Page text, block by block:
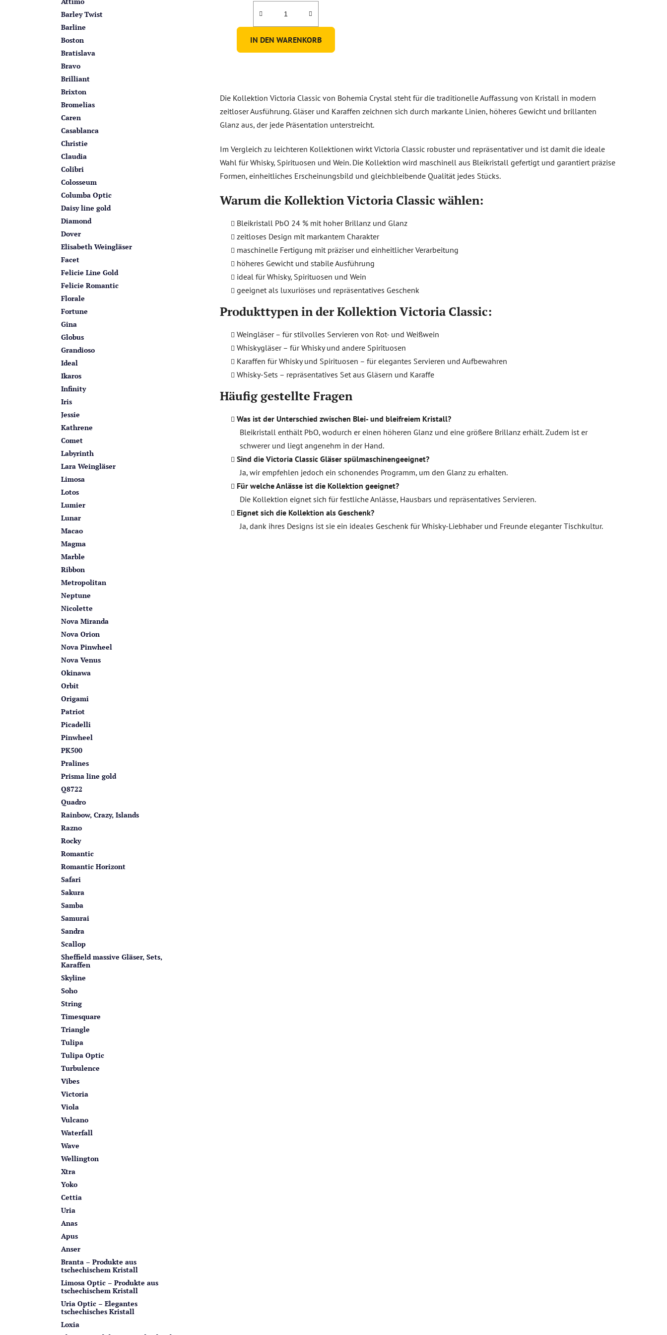
Barley Twist
Barline
Boston
Bratislava
Bravo
Brilliant
Brixton
Bromelias
Caren
Casablanca
Christie
Claudia
Colibri
Colosseum
Columba Optic
Daisy line gold
Diamond
Dover
Elisabeth Weingläser
Facet
Felicie Line Gold
Felicie Romantic
Florale
Fortune
Gina
Globus
Grandioso
Ideal
Ikaros
Infinity
Iris
Jessie
Kathrene
Comet
Labyrinth
Lara Weingläser
Limosa
Lotos
Lumier
Lunar
Macao
Magma
Marble
Ribbon
Metropolitan
Neptune
Nicolette
Nova Miranda
Nova Orion
Nova Pinwheel
Nova Venus
Okinawa
Orbit
Origami
Patriot
Picadelli
Pinwheel
PK500
Pralines
Prisma line gold
Q8722
Quadro
Rainbow, Crazy, Islands
Razno
Rocky
Romantic
Romantic Horizont
Safari
Sakura
Samba
Samurai
Sandra
Scallop
Sheffield massive Gläser, Sets,
Karaffen
Skyline
Soho
String
Timesquare
Triangle
Tulipa
Tulipa Optic
Turbulence
Vibes
Victoria
Viola
Vulcano
Waterfall
Wave
Wellington
Xtra
Yoko
Cettia
Uria
Anas
Apus
Anser
Branta – Produkte aus
tschechischem Kristall
Limosa Optic – Produkte aus
tschechischem Kristall
Uria Optic – Elegantes
tschechisches Kristall
Loxia
5,0
von
Sternen.
IN DEN WARENKORB
e
u
e
l
e
m
n
r
s
e
Die Kollektion Victoria Classic von Bohemia Crystal steht für die traditionelle Auffassung von Kristall in modern
zeitloser Ausführung. Gläser und Karaffen zeichnen sich durch markante Linien, höheres Gewicht und brillanten
Glanz aus, der jede Präsentation unterstreicht.
Im Vergleich zu leichteren Kollektionen wirkt Victoria Classic robuster und repräsentativer und ist damit die ideale
Wahl für Whisky, Spirituosen und Wein. Die Kollektion wird maschinell aus Bleikristall gefertigt und garantiert präzise
Formen, einheitliches Erscheinungsbild und gleichbleibende Qualität jedes Stücks.
Warum die Kollektion Victoria Classic wählen:
Bleikristall PbO 24 % mit hoher Brillanz und Glanz
zeitloses Design mit markantem Charakter
maschinelle Fertigung mit präziser und einheitlicher Verarbeitung
höheres Gewicht und stabile Ausführung
ideal für Whisky, Spirituosen und Wein
geeignet als luxuriöses und repräsentatives Geschenk
Produkttypen in der Kollektion Victoria Classic:
Weingläser – für stilvolles Servieren von Rot- und Weißwein
Whiskygläser – für Whisky und andere Spirituosen
Karaffen für Whisky und Spirituosen – für elegantes Servieren und Aufbewahren
Whisky-Sets – repräsentatives Set aus Gläsern und Karaffe
Häufig gestellte Fragen
Was ist der Unterschied zwischen Blei- und bleifreiem Kristall?
Bleikristall enthält PbO, wodurch er einen höheren Glanz und eine größere Brillanz erhält. Zudem ist er
schwerer und liegt angenehm in der Hand.
Sind die Victoria Classic Gläser spülmaschinengeeignet?
Ja, wir empfehlen jedoch ein schonendes Programm, um den Glanz zu erhalten.
Für welche Anlässe ist die Kollektion geeignet?
Die Kollektion eignet sich für festliche Anlässe, Hausbars und repräsentatives Servieren.
Eignet sich die Kollektion als Geschenk?
Ja, dank ihres Designs ist sie ein ideales Geschenk für Whisky-Liebhaber und Freunde eleganter Tischkultur.